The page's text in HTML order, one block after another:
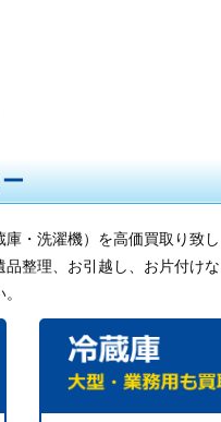
・洗濯機）を高価買取り致
整理、お引越し、お片付け